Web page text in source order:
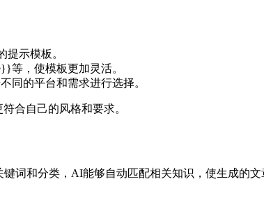
提示模板。
等，使模板更加灵活。
同的平台和需求进行选择。
合自己的风格和要求。
词和分类，AI能够自动匹配相关知识，使生成的